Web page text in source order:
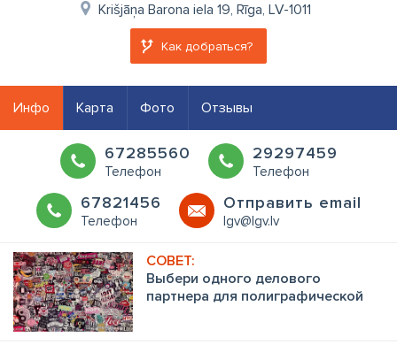
Krišjāņa Barona iela 19, Rīga, LV-1011
Как добраться?
Инфо Карта Фото Отзывы
67285560
Телефон
29297459
Телефон
67821456
Телефон
Oтправить email
lgv@lgv.lv
Выбери одного делового
партнера для полиграфической